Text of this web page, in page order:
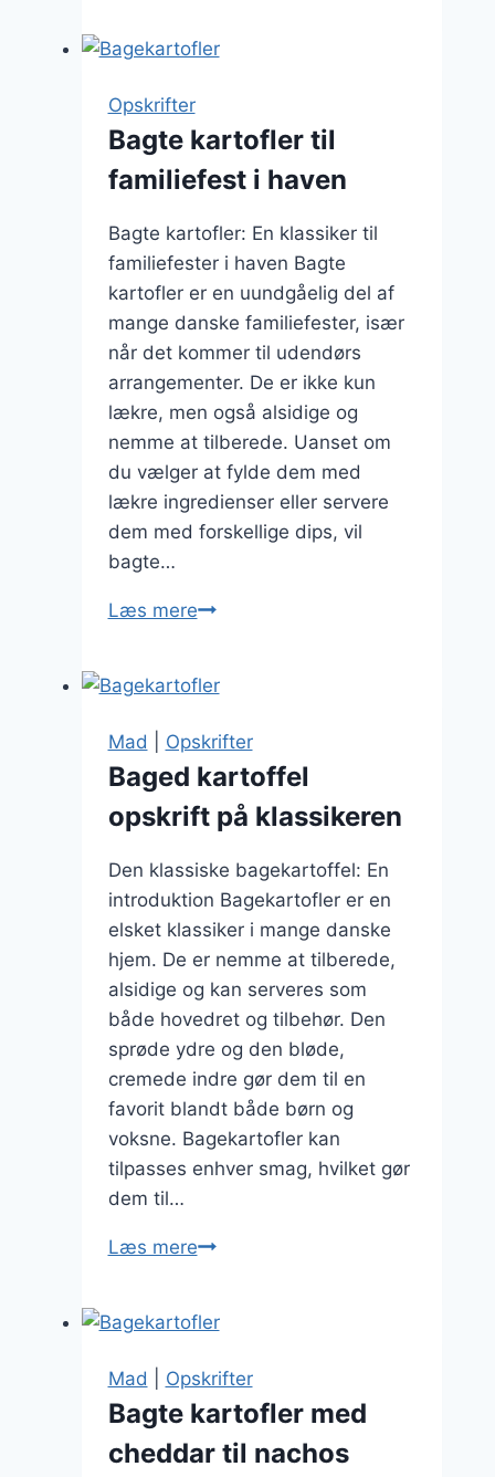
og
Opskrifter
Bagte kartofler til
familiefest i haven
Bagte kartofler: En klassiker til
familiefester i haven Bagte
kartofler er en uundgåelig del af
mange danske familiefester, især
når det kommer til udendørs
arrangementer. De er ikke kun
lækre, men også alsidige og
nemme at tilberede. Uanset om
du vælger at fylde dem med
lækre ingredienser eller servere
dem med forskellige dips, vil
bagte…
Læs mereBagte
familiefest
Mad Opskrifter
Baged kartoffel
opskrift på klassikeren
Den klassiske bagekartoffel: En
introduktion Bagekartofler er en
elsket klassiker i mange danske
hjem. De er nemme at tilberede,
alsidige og kan serveres som
både hovedret og tilbehør. Den
sprøde ydre og den bløde,
cremede indre gør dem til en
favorit blandt både børn og
voksne. Bagekartofler kan
tilpasses enhver smag, hvilket gør
dem til…
Læs mereBaged
på
klassikeren
Mad Opskrifter
Bagte kartofler med
cheddar til nachos